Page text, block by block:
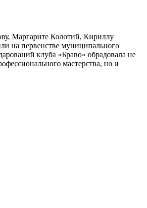
Маргарите Колотий, Кириллу
на первенстве муниципального
клуба «Браво» обрадовала не
мастерства, но и